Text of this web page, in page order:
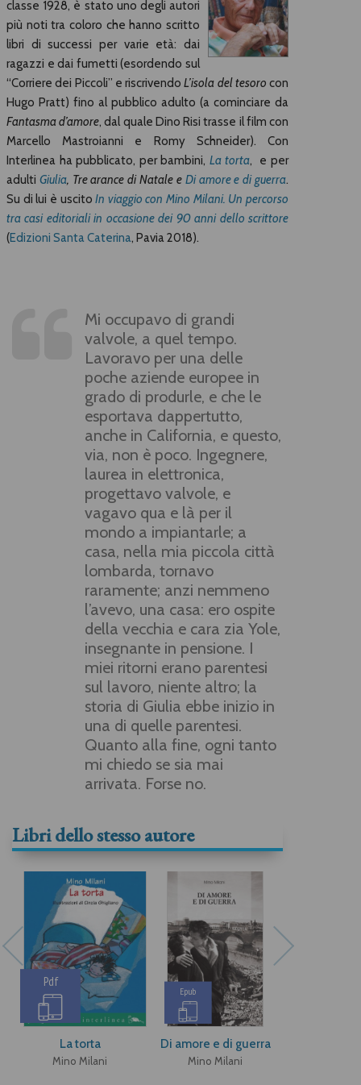
classe 1928, è stato uno degli autori
più noti tra coloro che hanno scritto
libri di successi per varie età: dai
ragazzi e dai fumetti (esordendo sul
“Corriere dei Piccoli” e riscrivendo L’isola del tesoro con
Hugo Pratt) fino al pubblico adulto (a cominciare da
Fantasma d’amore, dal quale Dino Risi trasse il film con
Marcello Mastroianni e Romy Schneider). Con
Interlinea ha pubblicato, per bambini, La torta, e per
adulti Giulia, Tre arance di Natale e Di amore e di guerra.
Su di lui è uscitoIn viaggio con Mino Milani. Un percorso
tra casi editoriali in occasione dei 90 anni dello scrittore
(Edizioni Santa Caterina, Pavia 2018).
Mi occupavo di grandi
valvole, a quel tempo.
Lavoravo per una delle
poche aziende europee in
grado di produrle, e che le
esportava dappertutto,
anche in California, e questo,
via, non è poco. Ingegnere,
laurea in elettronica,
progettavo valvole, e
vagavo qua e là per il
mondo a impiantarle; a
casa, nella mia piccola città
lombarda, tornavo
raramente; anzi nemmeno
l’avevo, una casa: ero ospite
della vecchia e cara zia Yole,
insegnante in pensione. I
miei ritorni erano parentesi
sul lavoro, niente altro; la
storia di Giulia ebbe inizio in
una di quelle parentesi.
Quanto alla fine, ogni tanto
mi chiedo se sia mai
arrivata. Forse no.
Libri dello stesso autore
Pdf
La torta
Mino Milani
Epub
Di amore e di guerra
Mino Milani